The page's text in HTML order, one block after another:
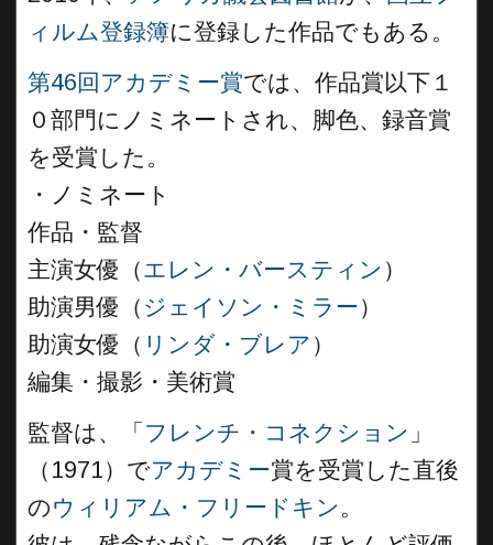
ィルム登録簿に登録した作品でもある。
第46回アカデミー賞では、作品賞以下１
０部門にノミネートされ、脚色、録音賞
を受賞した。
・ノミネート
作品・監督
主演女優（エレン・バースティン ）
助演男優（ ジェイソン・ミラー）
助演女優（ リンダ・ブレア ）
編集・撮影・美術賞
監督は、「 フレンチ・コネクション 」
（1971）でアカデミー賞を受賞した直後
のウィリアム・フリードキン 。